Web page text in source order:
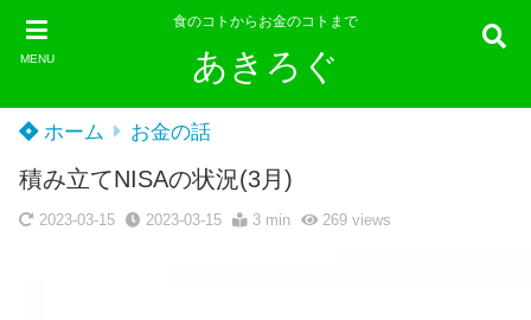
MENU
食のコトからお金のコトまで
あきろぐ
ホーム お金の話
積み立てNISAの状況(3月)
2023-03-15 2023-03-15 3 min 269views